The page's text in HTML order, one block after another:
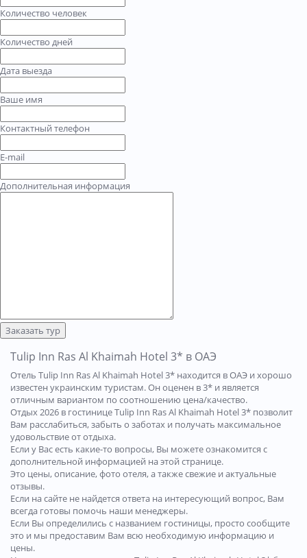
Количество человек
Количество дней
Дата выезда
Ваше имя
Контактный телефон
E-mail
Дополнительная информация
Заказать тур
Tulip Inn Ras Al Khaimah Hotel 3* в ОАЭ
Отель Tulip Inn Ras Al Khaimah Hotel 3* находится в ОАЭ и хорошо
известен украинским туристам. Он оценен в 3* и является
отличным вариантом по соотношению цена/качество.
Отдых 2026 в гостинице Tulip Inn Ras Al Khaimah Hotel 3* позволит
Вам расслабиться, забыть о заботах и получать максимальное
удовольствие от отдыха.
Если у Вас есть какие-то вопросы, Вы можете ознакомится с
дополнительной информацией на этой странице.
Это цены, описание, фото отеля, а также свежие и актуальные
отзывы.
Если на сайте не найдется ответа на интересующий вопрос, Вам
всегда готовы помочь наши менеджеры.
Если Вы определились с названием гостиницы, просто сообщите
это и мы предоставим Вам всю необходимую информацию и
цены.